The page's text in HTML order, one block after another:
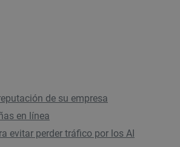
de su empresa
en línea
evitar perder tráfico por los AI